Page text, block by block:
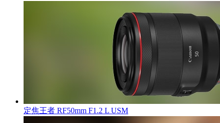
定焦王者 RF50mm F1.2 L USM